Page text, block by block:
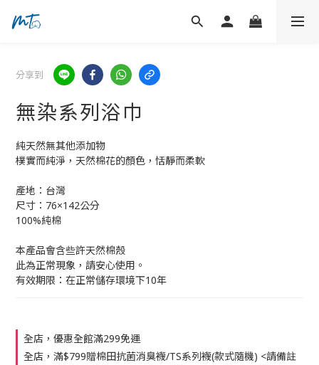
分享到
無染系列浴巾
純天然無其他添加物
樸實而純淨，天然棉花的顏色，恬靜而柔軟
產地：台灣
尺寸：76×142公分
100%純棉
本產品會含些許天然棉殼
此為正常現象，請安心使用。
有效期限：在正常儲存環境下10年
全店，優惠全館滿299免運
全店，滿$799贈棉田抗菌消臭襪/TS系列襪(款式隨機) <請備註